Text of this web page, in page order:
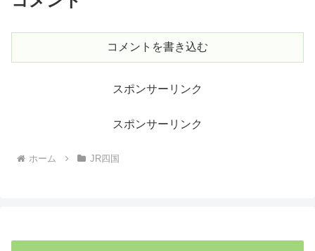
コメントを書き込む
スポンサーリンク
スポンサーリンク
ホーム JR四国